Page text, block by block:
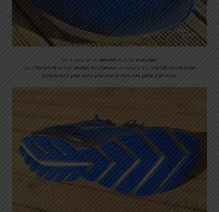
Au niveau de la semelle, que de surprises.
Leur flexibilité et leur design en chevron, assurent des transitions rapides
talon/avant pied sans procurer la moindre perte d’énergie.